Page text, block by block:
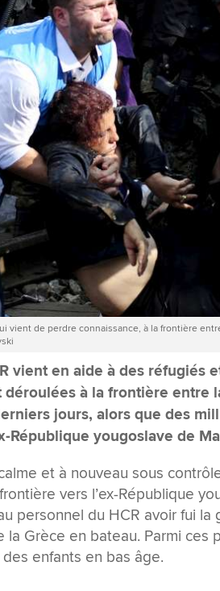
vient de perdre connaissance, à la frontière
vient en aide à des réfugiés
à la frontière entre
jours, alors que des
République yougoslave de
et à nouveau sous
vers l’ex-République
personnel du HCR avoir fui la
la Grèce en bateau. Parmi ces
enfants en bas âge.